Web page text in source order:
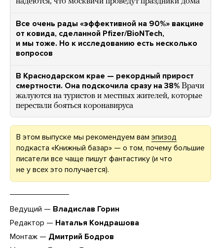
Все очень рады «эффективной на 90%» вакцине
от ковида, сделанной Pfizer/BioNTech,
и мы тоже. Но к исследованию есть несколько
вопросов
В Краснодарском крае — рекордный прирост
смертности. Она подскочила сразу на 38% Врачи
жалуются на туристов и местных жителей, которые
перестали бояться коронавируса
В этом выпуске мы рекомендуем вам эпизод
подкаста «Книжный базар» — о том, почему большие
писатели все чаще пишут фантастику (и что
не у всех это получается).
Ведущий — Владислав Горин
Редактор — Наталья Кондрашова
Монтаж — Дмитрий Бодров